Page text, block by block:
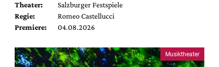
Theater:
Salzburger Festspiele
Regie:
Romeo Castellucci
Premiere:
04.08.2026
Musiktheater